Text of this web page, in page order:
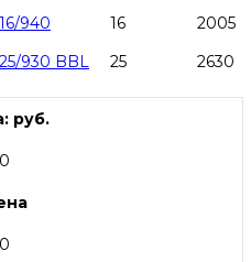
940
16
2005
930 BBL
25 2630
руб.
0
0